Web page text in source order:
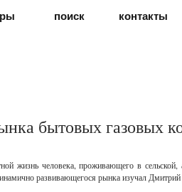
поиск контакты
бытовых газовых
жизнь человека, проживающего в
развивающегося рынка изучал